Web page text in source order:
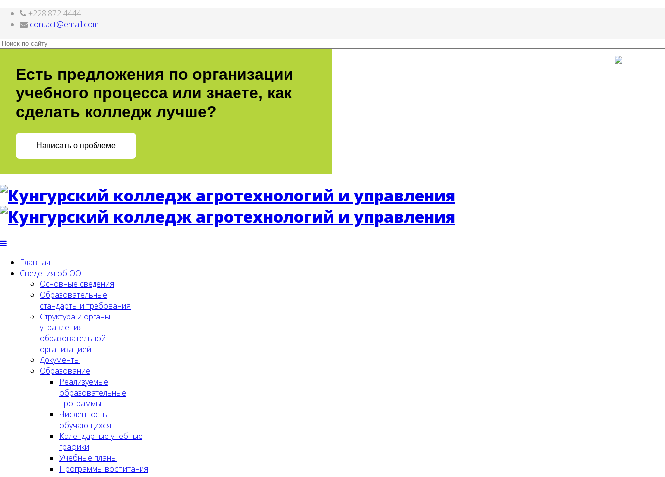
Все дляJoomla. Бесплатные шаблоны и расширения.
+228 872 4444
contact@email.com
Есть предложения по организации
учебного процесса или знаете, как
сделать колледж лучше?
Написать о проблеме
Главная
Сведения об ОО
Основные сведения
Образовательные
стандарты и требования
Структура и органы
управления
образовательной
организацией
Документы
Образование
Реализуемые
образовательные
программы
Численность
обучающихся
Календарные учебные
графики
Учебные планы
Программы воспитания